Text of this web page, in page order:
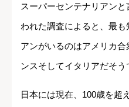
スーパーセンテナリアン
われた調査によると、最
アンがいるのはアメリカ
ンスそしてイタリアだそう
日本には現在、100歳を超